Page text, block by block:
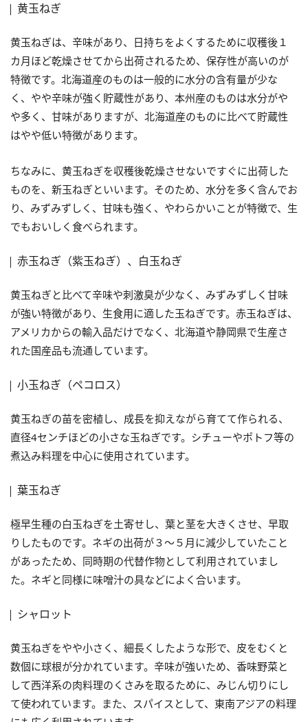
黄玉ねぎ
黄玉ねぎは、辛味があり、日持ちをよくするために収穫後１
カ月ほど乾燥させてから出荷されるため、保存性が高いのが
特徴です。北海道産のものは一般的に水分の含有量が少な
く、やや辛味が強く貯蔵性があり、本州産のものは水分がや
や多く、甘味がありますが、北海道産のものに比べて貯蔵性
はやや低い特徴があります。
ちなみに、黄玉ねぎを収穫後乾燥させないですぐに出荷した
ものを、新玉ねぎといいます。そのため、水分を多く含んでお
り、みずみずしく、甘味も強く、やわらかいことが特徴で、生
でもおいしく食べられます。
赤玉ねぎ（紫玉ねぎ）、白玉ねぎ
黄玉ねぎと比べて辛味や刺激臭が少なく、みずみずしく甘味
が強い特徴があり、生食用に適した玉ねぎです。赤玉ねぎは、
アメリカからの輸入品だけでなく、北海道や静岡県で生産さ
れた国産品も流通しています。
小玉ねぎ（ペコロス）
黄玉ねぎの苗を密植し、成長を抑えながら育てて作られる、
直径4センチほどの小さな玉ねぎです。シチューやポトフ等の
煮込み料理を中心に使用されています。
葉玉ねぎ
極早生種の白玉ねぎを土寄せし、葉と茎を大きくさせ、早取
りしたものです。ネギの出荷が３〜５月に減少していたこと
があったため、同時期の代替作物として利用されていまし
た。ネギと同様に味噌汁の具などによく合います。
シャロット
黄玉ねぎをやや小さく、細長くしたような形で、皮をむくと
数個に球根が分かれています。辛味が強いため、香味野菜と
して西洋系の肉料理のくさみを取るために、みじん切りにし
て使われています。また、スパイスとして、東南アジアの料理